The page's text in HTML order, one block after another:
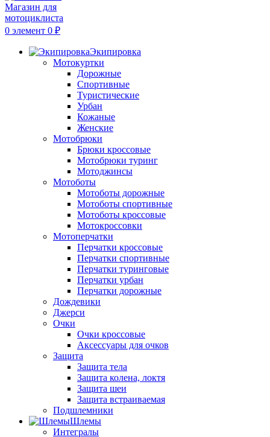
0 элемент 0 ₽
Экипировка
Мотокуртки
Дорожные
Спортивные
Туристические
Урбан
Кожаные
Женские
Мотобрюки
Брюки кроссовые
Мотобрюки туринг
Мотоджинсы
Мотоботы
Мотоботы дорожные
Мотоботы спортивные
Мотоботы кроссовые
Мотокроссовки
Мотоперчатки
Перчатки кроссовые
Перчатки спортивные
Перчатки туринговые
Перчатки урбан
Перчатки дорожные
Дождевики
Джерси
Очки
Очки кроссовые
Аксессуары для очков
Защита
Защита тела
Защита колена, локтя
Защита шеи
Защита встраиваемая
Подшлемники
Шлемы
Интегралы